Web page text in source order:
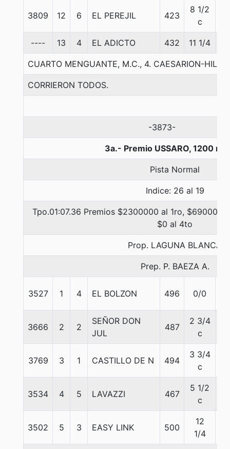
3809 12 6 EL PEREJIL 423
8 1/2
c
---- 13 4 EL ADICTO 432 11 1/4
CUARTO MENGUANTE, M.C., 4. CAESARION-
CORRIERON TODOS.
-3873-
3a.- Premio USSARO, 1200
Pista Normal
Indice: 26 al 19
Tpo.01:07.36 Premios $2300000 al 1ro, $690000
$0 al 4to
Prop. LAGUNA BLANCA
Prep. P. BAEZA A.
3527 1 4 EL BOLZON 496 0/0
3666 2 2
SEÑOR DON
JUL
487
2 3/4
c
3769 3 1 CASTILLO DE N 494
3 3/4
c
3534 4 5 LAVAZZI 467
5 1/2
c
3502 5 3 EASY LINK 500
12
1/4